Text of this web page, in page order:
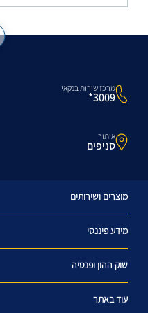
מרכז שירות בנקאי
3009*
איתור
סניפים
מוצרים ושירותים
מידע פיננסי
שוק ההון ופנסיה
עוד באתר